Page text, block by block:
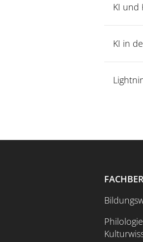
KI und
KI in